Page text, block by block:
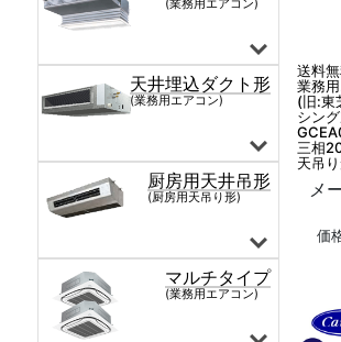
送料
業務
(旧:東
シン
三相
天吊
メ
価